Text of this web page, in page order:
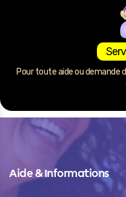
Pour toute aide ou demande
Aide & Informations